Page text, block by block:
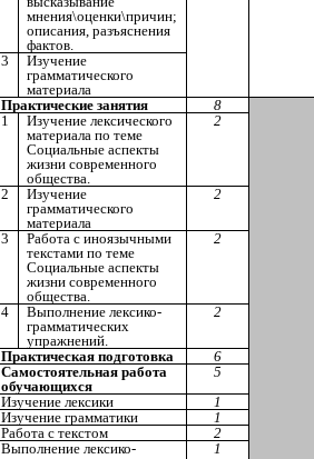
мнения\оценки\причин;
описания, разъяснения
фактов.
3
Изучение
грамматического
материала
Практические занятия
8
1
Изучение лексического
материала по теме
Социальные аспекты
жизни современного
общества.
2
2
Изучение
грамматического
материала
2
3
Работа с иноязычными
текстами по теме
Социальные аспекты
жизни современного
общества.
2
4
Выполнение лексико-
грамматических
упражнений.
2
Практическая подготовка
6
Самостоятельная работа
обучающихся
5
Изучение лексики
1
Изучение грамматики
1
Работа с текстом
2
Выполнение лексико-
1